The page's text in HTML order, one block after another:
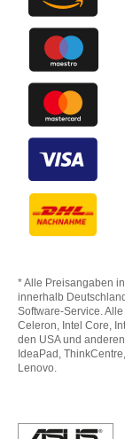
* Alle Preisangaben
innerhalb
Software-Service.
Celeron, Intel Core,
den USA und
IdeaPad,
Lenovo.